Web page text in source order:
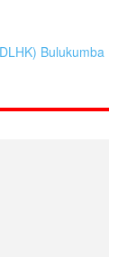
Bulukumba